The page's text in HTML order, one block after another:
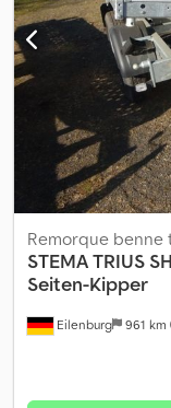
Eilenburg 961 km
Remorque benne
STEMATRIUS
Seiten-Kipper